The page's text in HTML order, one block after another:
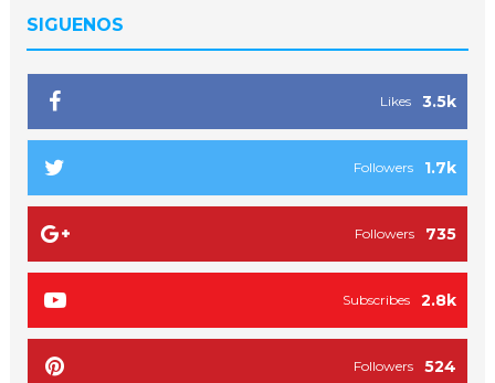
SIGUENOS
3.5k
Likes
1.7k
Followers
735
Followers
2.8k
Subscribes
524
Followers